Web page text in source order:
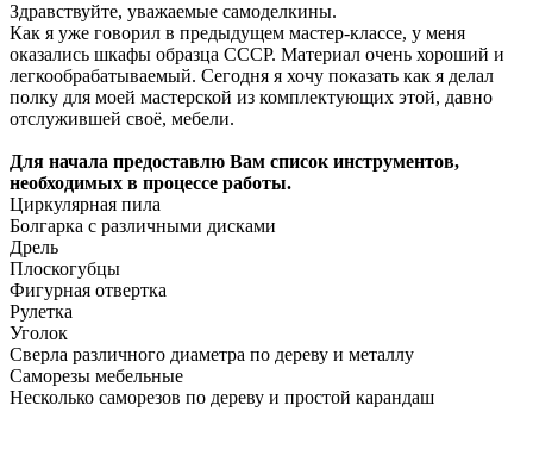
Здравствуйте, уважаемые самоделкины.
Как я уже говорил в предыдущем мастер-классе, у меня
оказались шкафы образца СССР. Материал очень хороший и
легкообрабатываемый. Сегодня я хочу показать как я делал
полку для моей мастерской из комплектующих этой, давно
отслужившей своё, мебели.
Для начала предоставлю Вам список инструментов,
необходимых в процессе работы.
Циркулярная пила
Болгарка с различными дисками
Дрель
Плоскогубцы
Фигурная отвертка
Рулетка
Уголок
Сверла различного диаметра по дереву и металлу
Саморезы мебельные
Несколько саморезов по дереву и простой карандаш